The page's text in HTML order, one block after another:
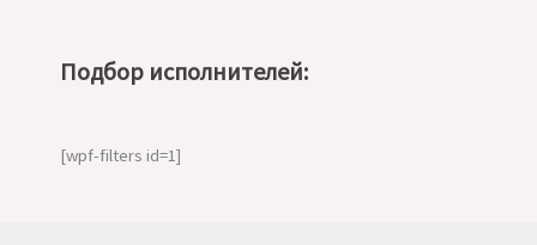
Подбор исполнителей:
[wpf-filters id=1]